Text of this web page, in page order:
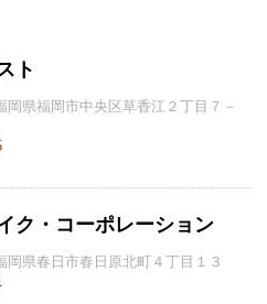
ト
岡県福岡市中央区草香江２丁目７－
ク・コーポレーション
岡県春日市春日原北町４丁目１３